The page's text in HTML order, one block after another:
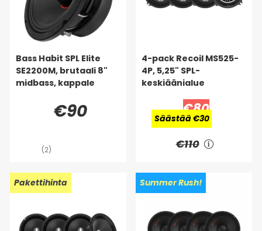
Bass Habit SPL Elite
SE2200M, brutaali 8"
midbass, kappale
€90
(2)
4-pack Recoil MS525-
4P, 5,25" SPL-
keskiäänialue
€80
Säästää €30
€110
Pakettihinta Summer Rush!